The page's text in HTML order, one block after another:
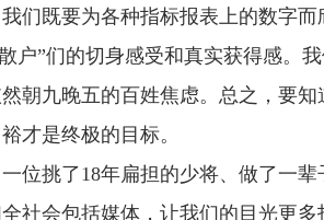
既要为各种指标报表上的数字而
户”们的切身感受和真实获得感。
朝九晚五的百姓焦虑。总之，要
才是终极的目标。
挑了18年扁担的少将、做了一辈
社会包括媒体，让我们的目光更